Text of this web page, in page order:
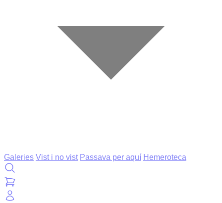
Galeries Vist i no vist Passava per aquí Hemeroteca